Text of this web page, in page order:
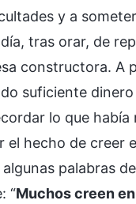
y a
tras orar, de
constructora. A
suficiente
lo que
el hecho de creer
algunas palabras
“Muchos creen